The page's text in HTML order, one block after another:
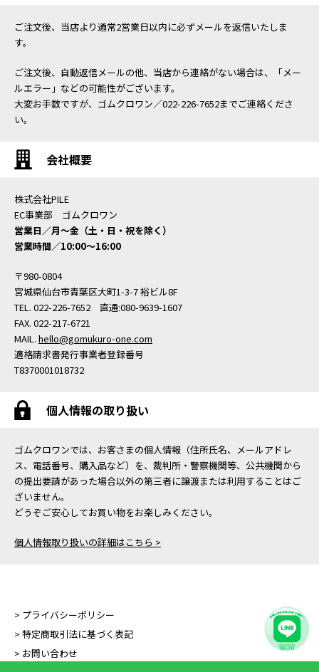
ご注文後、当店より通常2営業日以内に必ずメールを返信いたしま
す。
ご注文後、自動返信メールの他、当店から連絡がない場合は、「メー
ルエラー」などの可能性がございます。
大変お手数ですが、ゴムクロワン／022-226-7652までご連絡くださ
い。
会社概要
株式会社PILE
EC事業部 ゴムクロワン
営業日／月〜金（土・日・祝を除く）
営業時間／10:00〜16:00
〒980-0804
宮城県仙台市青葉区大町1-3-7 裕ビル8F
TEL. 022-226-7652 直通:080-9639-1607
FAX. 022-217-6721
MAIL. hello@gomukuro-one.com
適格請求書発行事業者登録番号
T8370001018732
個人情報の取り扱い
ゴムクロワンでは、お客さまの個人情報（住所氏名、メールアドレ
ス、電話番号、購入品など）を、裁判所・警察機関等、公共機関から
の提出要請があった場合以外の第三者に譲渡または利用することはご
ざいません。
どうぞご安心してお買い物をお楽しみください。
個人情報取り扱いの詳細はこちら >
> プライバシーポリシー
> 特定商取引法に基づく表記
> お問い合わせ